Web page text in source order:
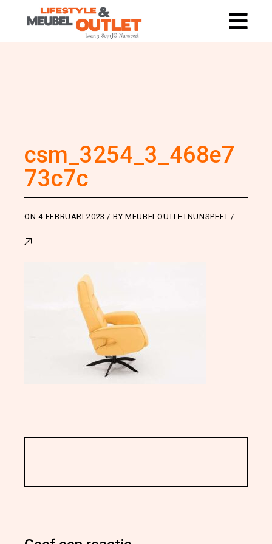
csm_3254_3_468e7
73c7c
ON4 FEBRUARI 2023 BY MEUBELOUTLETNUNSPEET